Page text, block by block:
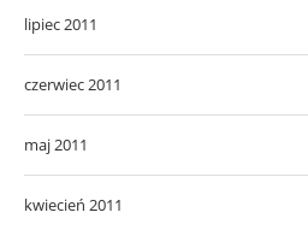
lipiec 2011
czerwiec 2011
maj 2011
kwiecień 2011